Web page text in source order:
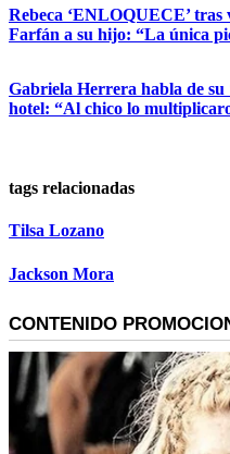
Rebeca ‘ENLOQUECE’
Farfán a su hijo: “La única
Gabriela Herrera habla de su
hotel: “Al chico lo
tags relacionadas
Tilsa Lozano
Jackson Mora